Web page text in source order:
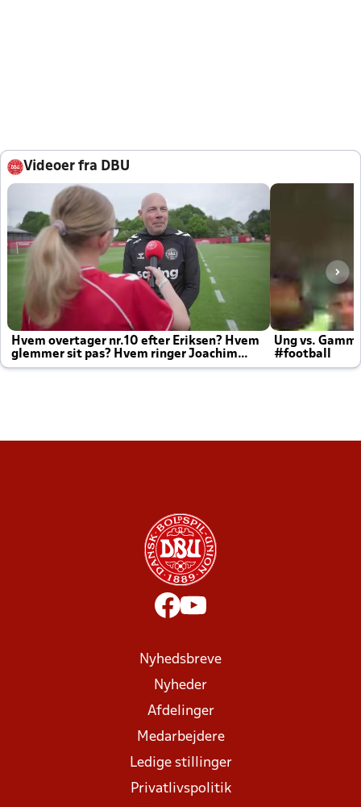
Videoer fra DBU
Hvem overtager nr.10 efter Eriksen? Hvem
glemmer sit pas? Hvem ringer Joachim
altid til efter kampe?
Ung vs.
#football
Nyhedsbreve
Nyheder
Afdelinger
Medarbejdere
Ledige stillinger
Privatlivspolitik